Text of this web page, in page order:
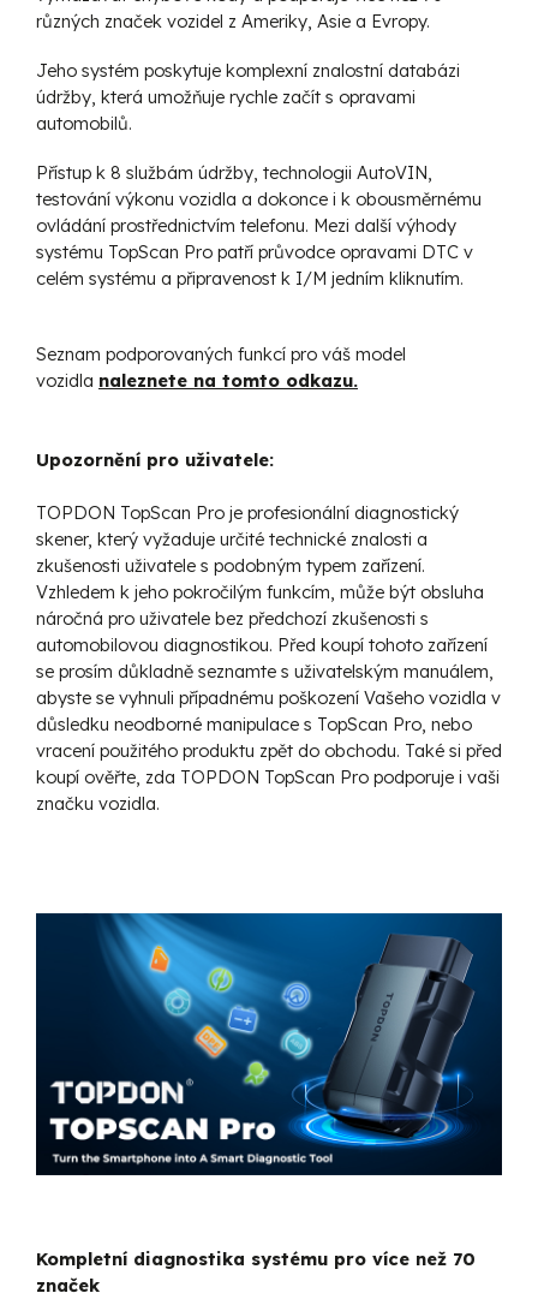
různých značek vozidel z Ameriky, Asie a Evropy.
Jeho systém poskytuje komplexní znalostní databázi
údržby, která umožňuje rychle začít s opravami
automobilů.
Přístup k 8 službám údržby, technologii AutoVIN,
testování výkonu vozidla a dokonce i k obousměrnému
ovládání prostřednictvím telefonu. Mezi další výhody
systému TopScan Pro patří průvodce opravami DTC v
celém systému a připravenost k I/M jedním kliknutím.
Seznam podporovaných funkcí pro váš model
vozidla naleznete na tomto odkazu.
Upozornění pro uživatele:
TOPDON TopScan Pro je profesionální diagnostický
skener, který vyžaduje určité technické znalosti a
zkušenosti uživatele s podobným typem zařízení.
Vzhledem k jeho pokročilým funkcím, může být obsluha
náročná pro uživatele bez předchozí zkušenosti s
automobilovou diagnostikou. Před koupí tohoto zařízení
se prosím důkladně seznamte s uživatelským manuálem,
abyste se vyhnuli případnému poškození Vašeho vozidla v
důsledku neodborné manipulace s TopScan Pro, nebo
vracení použitého produktu zpět do obchodu. Také si před
koupí ověřte, zda TOPDON TopScan Pro podporuje i vaši
značku vozidla.
Kompletní diagnostika systému pro více než 70
značek